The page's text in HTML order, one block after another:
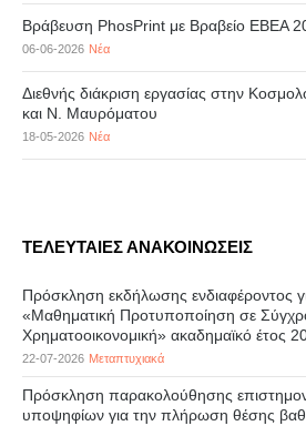
Βράβευση PhosPrint με Βραβείο ΕΒΕΑ
06-06-2026 Νέα
Διεθνής διάκριση εργασίας στην
και Ν. Μαυρόματου
18-05-2026 Νέα
ΤΕΛΕΥΤΑΙΕΣ ΑΝΑΚΟΙΝΩΣΕΙΣ
Πρόσκληση εκδήλωσης ενδιαφέροντος
«Μαθηματική Προτυποποίηση σε
Χρηματοοικονομική» ακαδημαϊκό έτος
22-07-2026 Μεταπτυχιακά
Πρόσκληση παρακολούθησης
υποψηφίων για την πλήρωση θέσης